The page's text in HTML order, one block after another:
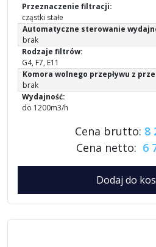
Przeznaczenie filtracji:
cząstki stałe
Automatyczne sterowanie
brak
Rodzaje filtrów:
G4, F7, E11
Komora wolnego przepływu z
brak
Wydajność:
do 1200m3/h
Cena brutto: 8
Cena netto: 6
Dodaj do